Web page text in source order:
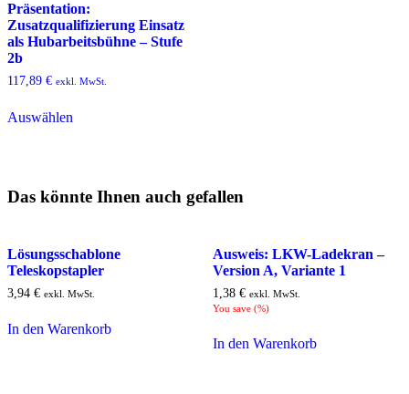
Präsentation:
Zusatzqualifizierung Einsatz
als Hubarbeitsbühne – Stufe
2b
117,89 € exkl. MwSt.
Auswählen
Das könnte Ihnen auch gefallen
Lösungsschablone
Teleskopstapler
3,94 € exkl. MwSt.
In den Warenkorb
Ausweis: LKW-Ladekran –
Version A, Variante 1
1,38 € exkl. MwSt.
You save (%)
In den Warenkorb